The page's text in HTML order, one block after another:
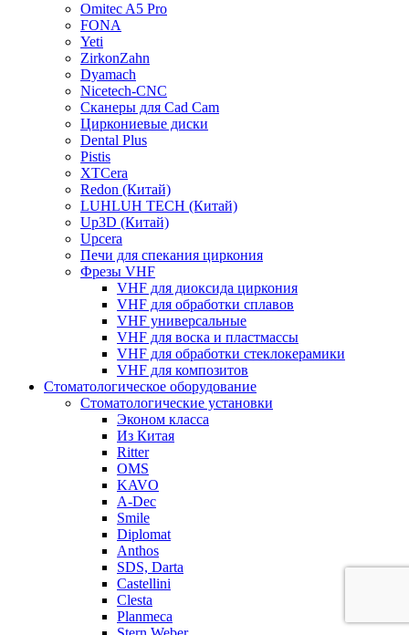
Omitec A5 Pro
FONA
Yeti
ZirkonZahn
Dyamach
Nicetech-CNC
Сканеры для Cad Cam
Циркониевые диски
Dental Plus
Pistis
XTCera
Redon (Китай)
LUHLUH TECH (Китай)
Up3D (Китай)
Upcera
Печи для спекания циркония
Фрезы VHF
VHF для диоксида циркония
VHF для обработки сплавов
VHF универсальные
VHF для воска и пластмассы
VHF для обработки стеклокерамики
VHF для композитов
Стоматологическое оборудование
Стоматологические установки
Эконом класса
Из Китая
Ritter
OMS
KAVO
A-Dec
Smile
Diplomat
Anthos
SDS, Darta
Castellini
Clesta
Planmeca